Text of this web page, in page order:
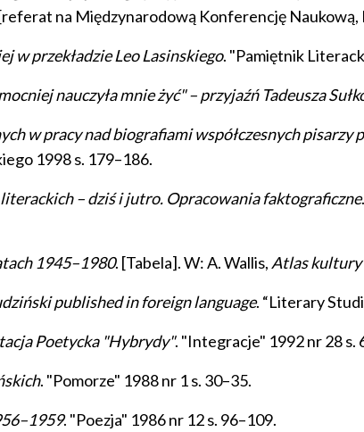
na Międzynarodową Konferencję Naukową,
w przekładzie Leo Lasinskiego. "Pamiętnik
nauczyła mnie żyć" – przyjaźń Tadeusza
w pracy nad biografiami współczesnych pisarzy
1998 s. 179–186.
– dziś i jutro. Opracowania faktograficzne
1945–1980. [Tabela]. W: A. Wallis, Atlas
published in foreign language. “Literary
Poetycka "Hybrydy". "Integracje" 1992 nr 28 s.
. "Pomorze" 1988 nr 1 s. 30–35.
. "Poezja" 1986 nr 12 s. 96–109.